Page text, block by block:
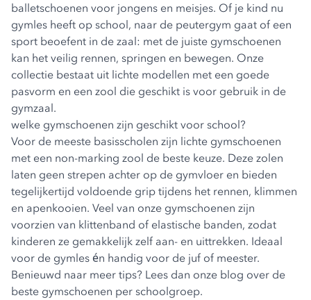
balletschoenen voor jongens en meisjes. Of je kind nu
gymles heeft op school, naar de peutergym gaat of een
sport beoefent in de zaal: met de juiste gymschoenen
kan het veilig rennen, springen en bewegen. Onze
collectie bestaat uit lichte modellen met een goede
pasvorm en een zool die geschikt is voor gebruik in de
gymzaal.
welke gymschoenen zijn geschikt voor school?
Voor de meeste basisscholen zijn lichte gymschoenen
met een non-marking zool de beste keuze. Deze zolen
laten geen strepen achter op de gymvloer en bieden
tegelijkertijd voldoende grip tijdens het rennen, klimmen
en apenkooien. Veel van onze gymschoenen zijn
voorzien van klittenband of elastische banden, zodat
kinderen ze gemakkelijk zelf aan- en uittrekken. Ideaal
voor de gymles én handig voor de juf of meester.
Benieuwd naar meer tips? Lees dan onze blog over de
beste gymschoenen per schoolgroep.